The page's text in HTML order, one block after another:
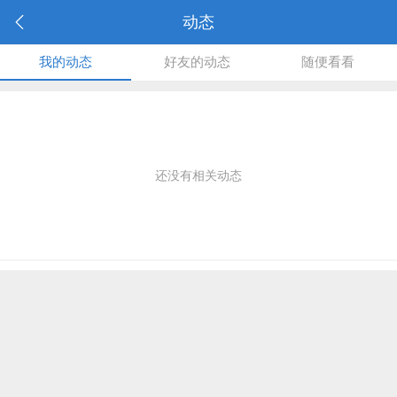
动态
我的动态 好友的动态 随便看看
还没有相关动态